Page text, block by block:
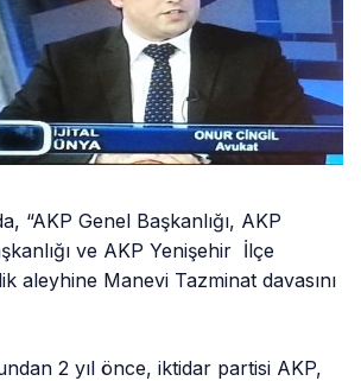
“AKP Genel Başkanlığı, AKP
ve AKP Yenişehir İlçe
aleyhine Manevi Tazminat davasını
2 yıl önce, iktidar partisi AKP,